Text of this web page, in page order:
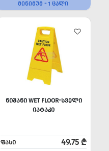
ᲛᲘᲜᲘᲛᲣᲛ - 1 ᲪᲐᲚᲘ
ᲜᲘᲨᲐᲜᲘ WET FLOOR-ᲡᲕᲔᲚᲘ
ᲘᲐᲢᲐᲙᲘ
ᲤᲐᲡᲘ 49.75 ₾